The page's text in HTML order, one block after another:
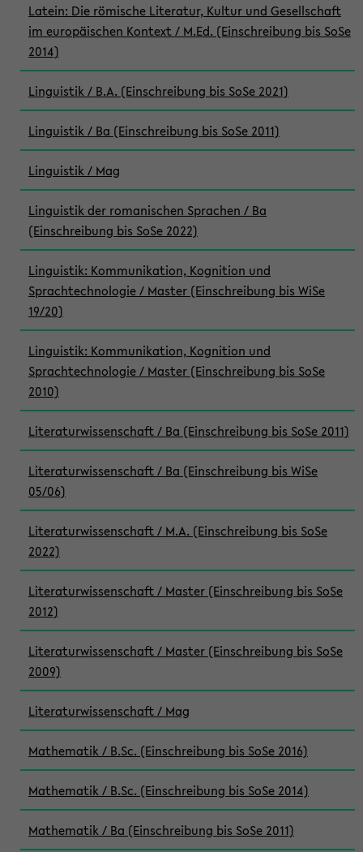
Latein: Die römische Literatur, Kultur und Gesellschaft
im europäischen Kontext / M.Ed. (Einschreibung bis SoSe
2014)
Linguistik / B.A. (Einschreibung bis SoSe 2021)
Linguistik / Ba (Einschreibung bis SoSe 2011)
Linguistik / Mag
Linguistik der romanischen Sprachen / Ba
(Einschreibung bis SoSe 2022)
Linguistik: Kommunikation, Kognition und
Sprachtechnologie / Master (Einschreibung bis WiSe
19/20)
Linguistik: Kommunikation, Kognition und
Sprachtechnologie / Master (Einschreibung bis SoSe
2010)
Literaturwissenschaft / Ba (Einschreibung bis SoSe 2011)
Literaturwissenschaft / Ba (Einschreibung bis WiSe
05/06)
Literaturwissenschaft / M.A. (Einschreibung bis SoSe
2022)
Literaturwissenschaft / Master (Einschreibung bis SoSe
2012)
Literaturwissenschaft / Master (Einschreibung bis SoSe
2009)
Literaturwissenschaft / Mag
Mathematik / B.Sc. (Einschreibung bis SoSe 2016)
Mathematik / B.Sc. (Einschreibung bis SoSe 2014)
Mathematik / Ba (Einschreibung bis SoSe 2011)